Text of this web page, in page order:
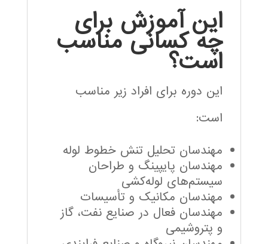
این آموزش برای
چه کسانی مناسب
است؟
این دوره برای افراد زیر مناسب
است:
مهندسان تحلیل تنش خطوط لوله
مهندسان پایپینگ و طراحان
سیستم‌های لوله‌کشی
مهندسان مکانیک و تأسیسات
مهندسان فعال در صنایع نفت، گاز
و پتروشیمی